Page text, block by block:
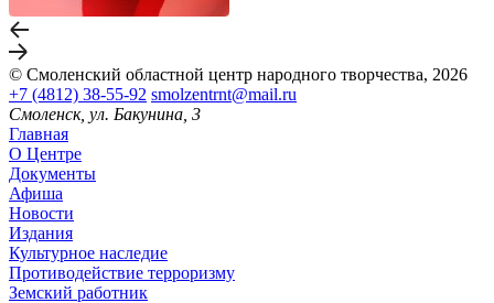
© Смоленский областной центр народного творчества, 2026
+7 (4812) 38-55-92 smolzentrnt@mail.ru
Смоленск, ул. Бакунина, 3
Главная
О Центре
Документы
Афиша
Новости
Издания
Культурное наследие
Противодействие терроризму
Земский работник